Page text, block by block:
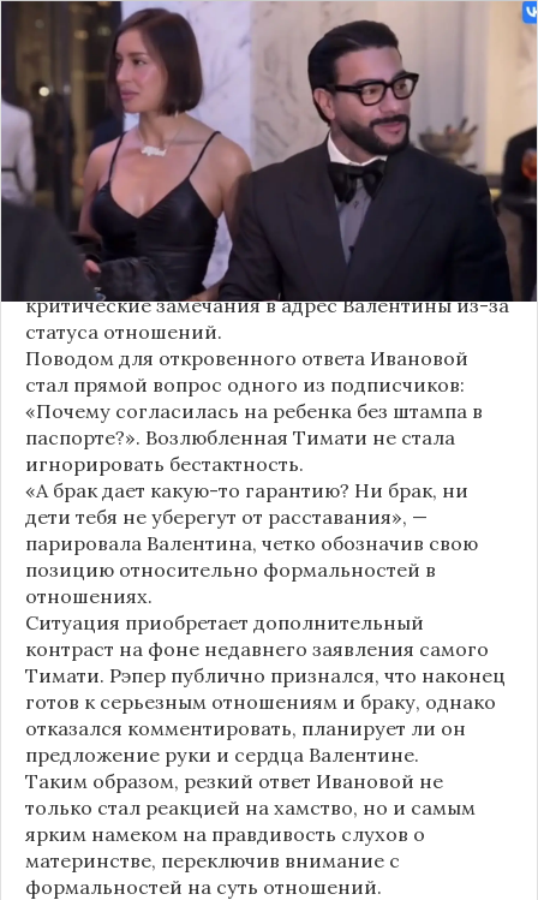
Валентина Иванова, избранница рэпера Тимати,
публично ответила на бестактный вопрос о
своем решении родить ребенка вне
официального брака. Ее резкая реакция стала
первым косвенным подтверждением слухов о
рождении дочери, ранее распространяемых
изданием «СтарХит».
Хотя сама звездная пара официально не
объявляла о пополнении, поклонники уже
засыпали их поздравлениями. Однако
некоторые комментаторы позволили себе
критические замечания в адрес Валентины из-за
статуса отношений.
Поводом для откровенного ответа Ивановой
стал прямой вопрос одного из подписчиков:
«Почему согласилась на ребенка без штампа в
паспорте?». Возлюбленная Тимати не стала
игнорировать бестактность.
«А брак дает какую-то гарантию? Ни брак, ни
дети тебя не уберегут от расставания», —
парировала Валентина, четко обозначив свою
позицию относительно формальностей в
отношениях.
Ситуация приобретает дополнительный
контраст на фоне недавнего заявления самого
Тимати. Рэпер публично признался, что наконец
готов к серьезным отношениям и браку, однако
отказался комментировать, планирует ли он
предложение руки и сердца Валентине.
Таким образом, резкий ответ Ивановой не
только стал реакцией на хамство, но и самым
ярким намеком на правдивость слухов о
материнстве, переключив внимание с
формальностей на суть отношений.